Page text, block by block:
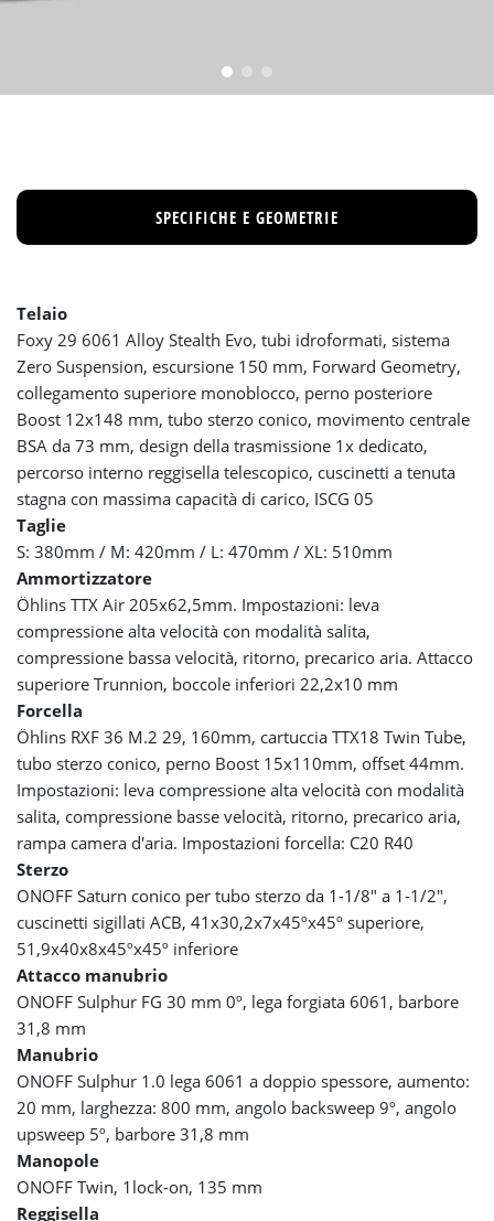
SPECIFICHE E GEOMETRIE
Telaio
Foxy 29 6061 Alloy Stealth Evo, tubi idroformati, sistema
Zero Suspension, escursione 150 mm, Forward Geometry,
collegamento superiore monoblocco, perno posteriore
Boost 12x148 mm, tubo sterzo conico, movimento centrale
BSA da 73 mm, design della trasmissione 1x dedicato,
percorso interno reggisella telescopico, cuscinetti a tenuta
stagna con massima capacità di carico, ISCG 05
Taglie
S: 380mm / M: 420mm / L: 470mm / XL: 510mm
Ammortizzatore
Öhlins TTX Air 205x62,5mm. Impostazioni: leva
compressione alta velocità con modalità salita,
compressione bassa velocità, ritorno, precarico aria. Attacco
superiore Trunnion, boccole inferiori 22,2x10 mm
Forcella
Öhlins RXF 36 M.2 29, 160mm, cartuccia TTX18 Twin Tube,
tubo sterzo conico, perno Boost 15x110mm, offset 44mm.
Impostazioni: leva compressione alta velocità con modalità
salita, compressione basse velocità, ritorno, precarico aria,
rampa camera d'aria. Impostazioni forcella: C20 R40
Sterzo
ONOFF Saturn conico per tubo sterzo da 1-1/8" a 1-1/2",
cuscinetti sigillati ACB, 41x30,2x7x45ºx45º superiore,
51,9x40x8x45ºx45º inferiore
Attacco manubrio
ONOFF Sulphur FG 30 mm 0º, lega forgiata 6061, barbore
31,8 mm
Manubrio
ONOFF Sulphur 1.0 lega 6061 a doppio spessore, aumento:
20 mm, larghezza: 800 mm, angolo backsweep 9º, angolo
upsweep 5º, barbore 31,8 mm
Manopole
ONOFF Twin, 1lock-on, 135 mm
Reggisella